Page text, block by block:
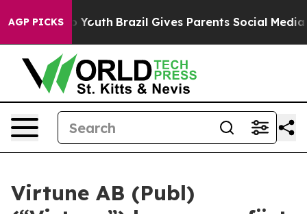
AGP PICKSto Youth Brazil Gives Parents Social Media
Virtune AB (Publ)